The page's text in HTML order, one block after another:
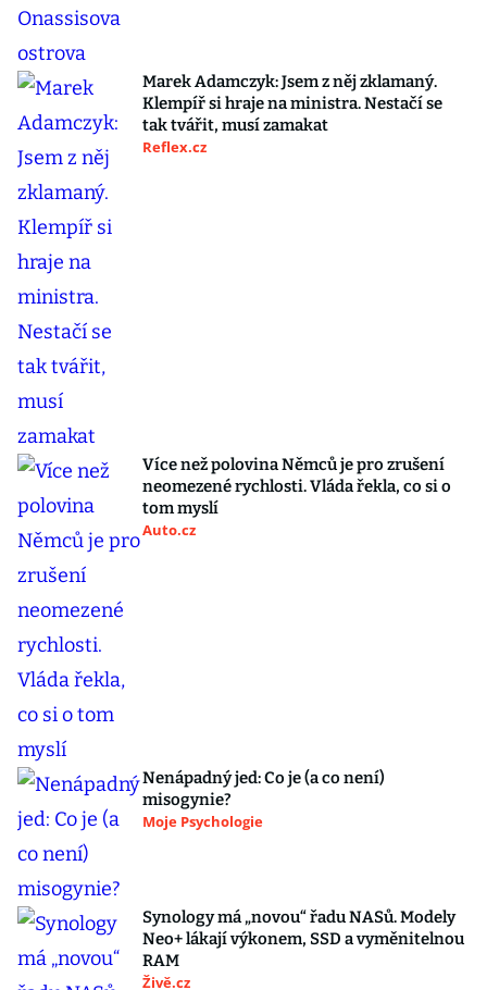
Marek Adamczyk: Jsem z něj zklamaný.
Klempíř si hraje na ministra. Nestačí se
tak tvářit, musí zamakat
Reflex.cz
Více než polovina Němců je pro zrušení
neomezené rychlosti. Vláda řekla, co si o
tom myslí
Auto.cz
Nenápadný jed: Co je (a co není)
misogynie?
Moje Psychologie
Synology má „novou“ řadu NASů. Modely
Neo+ lákají výkonem, SSD a vyměnitelnou
RAM
Živě.cz